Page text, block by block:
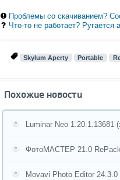
Проблемы со скачиванием?
Что-то не работает? Ругается
Skylum Aperty Portable
Похожие новости
Luminar Neo 1.20.1.13681
ФотоМАСТЕР 21.0
Movavi Photo Editor